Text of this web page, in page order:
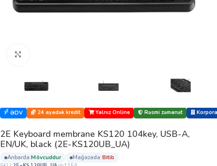
ƏDV 24 ayadək kredit Yalnız Online Rəsmi zəmanət
2E Keyboard membrane KS120 104key, USB-A,
EN/UK, black (2E-KS120UB_UA)
anbarda: mövcuddur mağazada:
bi̇ti̇b